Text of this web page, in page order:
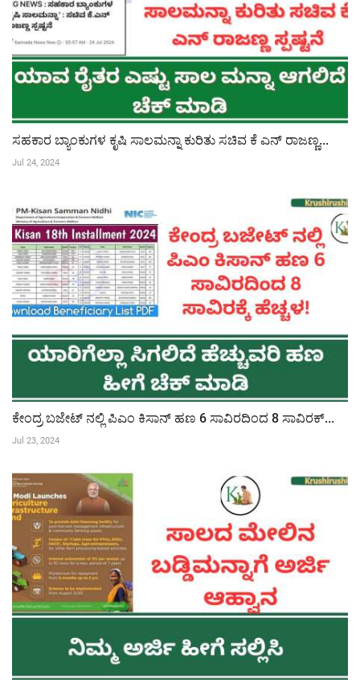
ಸಹಕಾರ ಬ್ಯಾಂಕುಗಳ ಕೃಷಿ ಸಾಲಮನ್ನಾ ಕುರಿತು ಸಚಿವ ಕೆ ಎನ್ ರಾಜಣ್ಣ...
Jul 24, 2024
ಕೇಂದ್ರ ಬಜೇಟ್ ನಲ್ಲಿ ಪಿಎಂ ಕಿಸಾನ್ ಹಣ 6 ಸಾವಿರದಿಂದ 8 ಸಾವಿರಕ್...
Jul 23, 2024